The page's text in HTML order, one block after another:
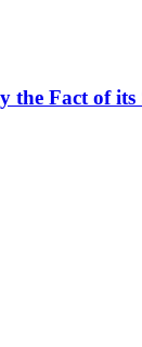
the Fact of